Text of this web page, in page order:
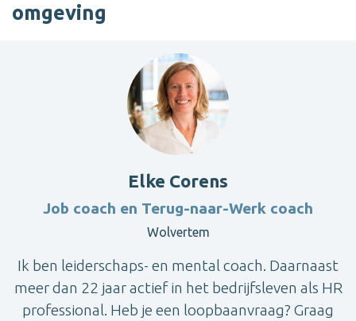
omgeving
Elke Corens
Job coach en Terug-naar-Werk coach
Wolvertem
Ik ben leiderschaps- en mental coach. Daarnaast
meer dan 22 jaar actief in het bedrijfsleven als HR
professional. Heb je een loopbaanvraag? Graag